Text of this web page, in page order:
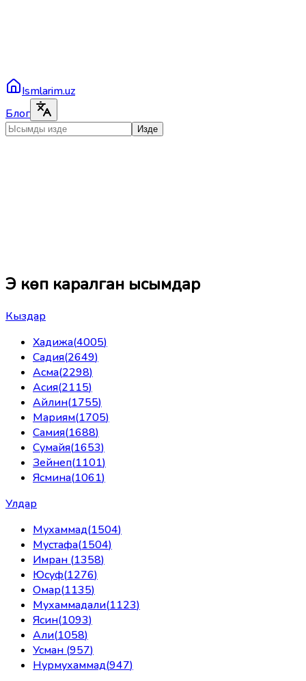
Ismlarim.uz
Блог
Изде
Эң көп каралган ысымдар
Кыздар
Хадижа(4005)
Садия(2649)
Асма(2298)
Асия(2115)
Айлин(1755)
Мариям(1705)
Самия(1688)
Сумайя(1653)
Зейнеп(1101)
Ясмина(1061)
Улдар
Мухаммад(1504)
Мустафа(1504)
Имран (1358)
Юсуф(1276)
Омар(1135)
Мухаммадали(1123)
Ясин(1093)
Али(1058)
Усман (957)
Нурмухаммад(947)